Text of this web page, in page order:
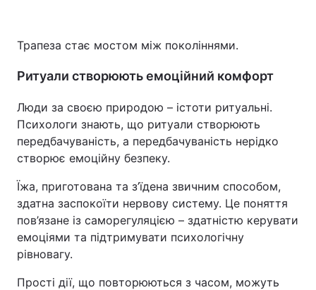
Трапеза стає мостом між поколіннями.
Ритуали створюють емоційний комфорт
Люди за своєю природою – істоти ритуальні.
Психологи знають, що ритуали створюють
передбачуваність, а передбачуваність нерідко
створює емоційну безпеку.
Їжа, приготована та з’їдена звичним способом,
здатна заспокоїти нервову систему. Це поняття
пов’язане із саморегуляцією – здатністю керувати
емоціями та підтримувати психологічну
рівновагу.
Прості дії, що повторюються з часом, можуть